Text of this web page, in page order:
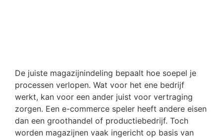
De juiste magazijnindeling bepaalt hoe soepel je
processen verlopen. Wat voor het ene bedrijf
werkt, kan voor een ander juist voor vertraging
zorgen. Een e-commerce speler heeft andere eisen
dan een groothandel of productiebedrijf. Toch
worden magazijnen vaak ingericht op basis van